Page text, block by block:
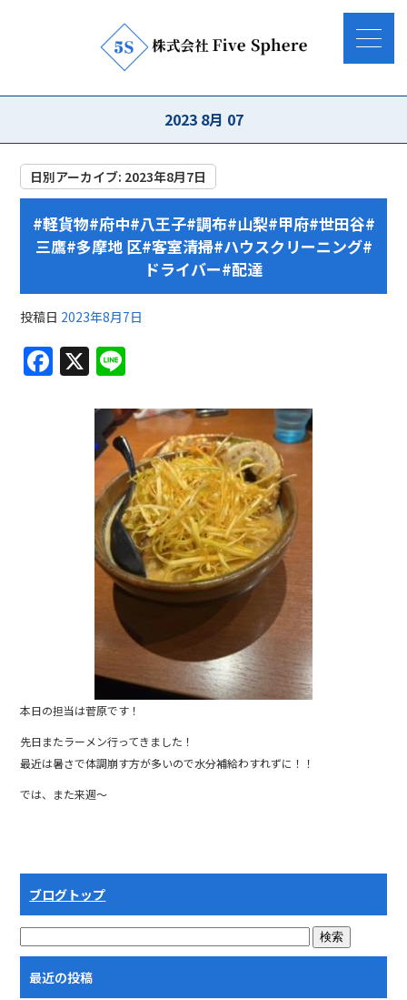
2023 8月 07
日別アーカイブ: 2023年8月7日
#軽貨物#府中#八王子#調布#山梨#甲府#世田谷#
三鷹#多摩地 区#客室清掃#ハウスクリーニング#
ドライバー#配達
投稿日 2023年8月7日
F X
e
本日の担当は菅原です！
先日またラーメン行ってきました！
最近は暑さで体調崩す方が多いので水分補給わすれずに！！
では、また来週～
ブログトップ
最近の投稿